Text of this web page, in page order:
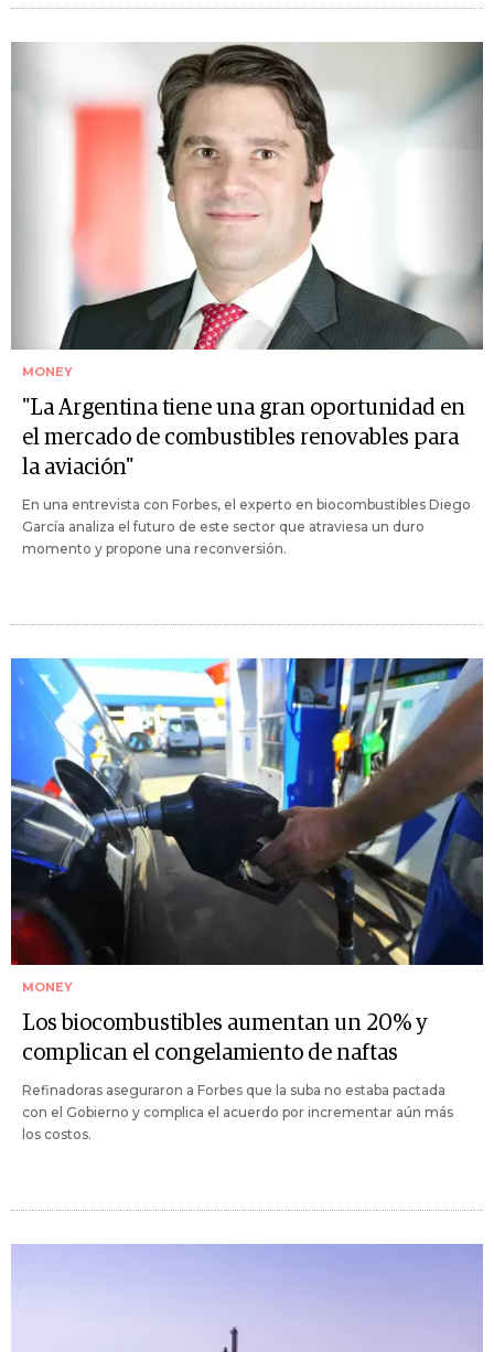
MONEY
"La Argentina tiene una gran oportunidad en
el mercado de combustibles renovables para
la aviación"
En una entrevista con Forbes, el experto en biocombustibles Diego
García analiza el futuro de este sector que atraviesa un duro
momento y propone una reconversión.
MONEY
Los biocombustibles aumentan un 20% y
complican el congelamiento de naftas
Refinadoras aseguraron a Forbes que la suba no estaba pactada
con el Gobierno y complica el acuerdo por incrementar aún más
los costos.